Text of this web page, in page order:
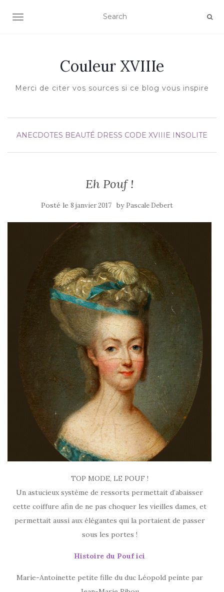
AFFICHER/MASQUER LA NAVIGATION
Couleur XVIIIe
Merci de citer vos sources si ce blog vous inspire
ANECDOTES BEAUTÉ DRESS CODE XVIIIE INSOLITE
Eh Pouf !
Posté le 8 janvier 2017 by Pascale Debert
TOP MODE, LE POUF !
Un astucieux système de ressorts permettait d’abaisser
cette coiffure afin de ne pas choquer les vieilles dames, et
permettait aussi aux élégantes qui la portaient de passer
sous les portes !
Histoire du Pouf ici
Marie-Antoinette petite fille du duc Léopold peinte par